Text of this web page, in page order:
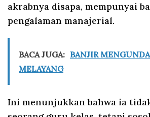
akrabnya disapa, mempunyai
pengalaman manajerial.
BACA JUGA: BANJIR
MELAYANG
Ini menunjukkan bahwa ia